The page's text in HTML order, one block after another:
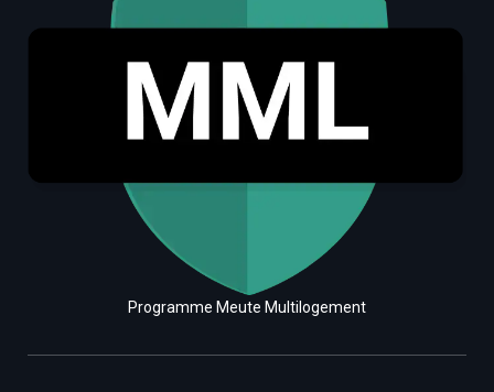
Programme Meute Multilogement